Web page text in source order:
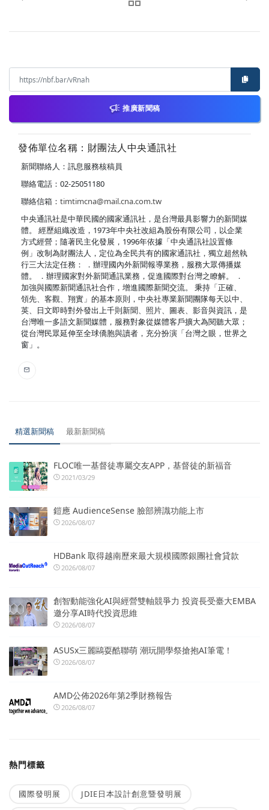
推廣新聞稿
發佈單位名稱：財團法人中央通訊社
新聞聯絡人：訊息服務核稿員
聯絡電話：02-25051180
聯絡信箱： timtimcna@mail.cna.com.tw
中央通訊社是中華民國的國家通訊社，是台灣最具影響力的新聞媒
體。 經歷組織改造，1973年中央社改組為股份有限公司，以企業
方式經營；隨著民主化發展，1996年依據「中央通訊社設置條
例」改制為財團法人，定位為全民共有的國家通訊社，獨立超然執
行三大法定任務： ．辦理國內外新聞報導業務，服務大眾傳播媒
體。 ．辦理國家對外新聞通訊業務，促進國際對台灣之瞭解。 ．
加強與國際新聞通訊社合作，增進國際新聞交流。 秉持「正確、
領先、客觀、翔實」的基本原則，中央社專業新聞團隊每天以中、
英、日文即時對外發出上千則新聞、照片、圖表、影音與資訊，是
台灣唯一多語文新聞媒體，服務對象從媒體客戶擴大為閱聽大眾；
從台灣民眾延伸至全球僑胞與讀者，充分扮演「台灣之眼，世界之
窗」。
精選新聞稿 最新新聞稿
FLOC唯一基督徒專屬交友APP，基督徒的新福音
2021/03/29
鎧應 AudienceSense 臉部辨識功能上市
2026/08/07
HDBank 取得越南歷來最大規模國際銀團社會貸款
2026/08/07
創智動能強化AI與經營雙軸競爭力 投資長受臺大EMBA
邀分享AI時代投資思維
2026/08/07
ASUSx三麗鷗耍酷聯萌 潮玩開學祭搶抱AI筆電！
2026/08/07
AMD公佈2026年第2季財務報告
2026/08/07
熱門標籤
國際發明展 JDIE日本設計創意暨發明展